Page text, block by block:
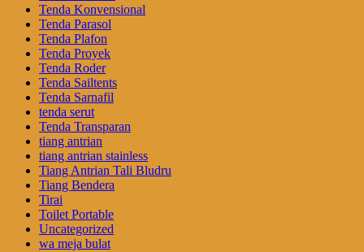
Tenda Konvensional
Tenda Parasol
Tenda Plafon
Tenda Proyek
Tenda Roder
Tenda Sailtents
Tenda Sarnafil
tenda serut
Tenda Transparan
tiang antrian
tiang antrian stainless
Tiang Antrian Tali Bludru
Tiang Bendera
Tirai
Toilet Portable
Uncategorized
wa meja bulat